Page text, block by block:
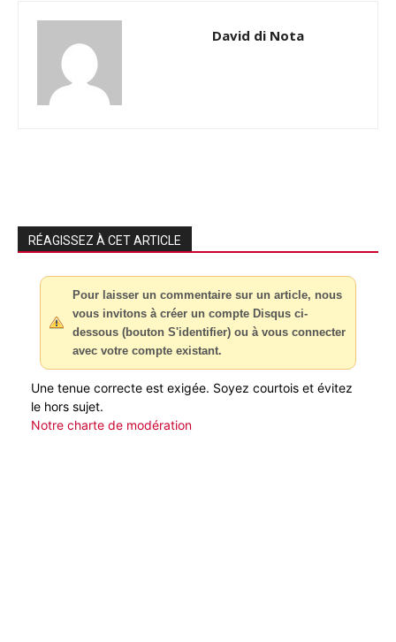
David di Nota
RÉAGISSEZ À CET ARTICLE
Pour laisser un commentaire sur un article, nous
vous invitons à créer un compte Disqus ci-
dessous (bouton S'identifier) ou à vous connecter
avec votre compte existant.
Une tenue correcte est exigée. Soyez courtois et évitez
le hors sujet.
Notre charte de modération